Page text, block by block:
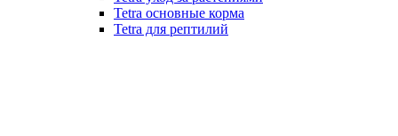
Tetra основные корма
Tetra для рептилий